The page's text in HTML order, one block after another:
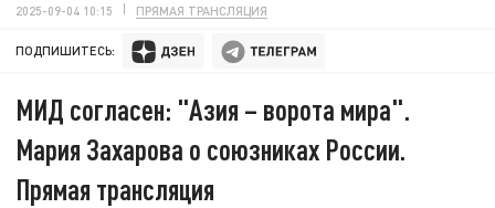
2025-09-04 10:15 ПРЯМАЯ ТРАНСЛЯЦИЯ
ПОДПИШИТЕСЬ:
МИД согласен: "Азия – ворота мира".
Мария Захарова о союзниках России.
Прямая трансляция